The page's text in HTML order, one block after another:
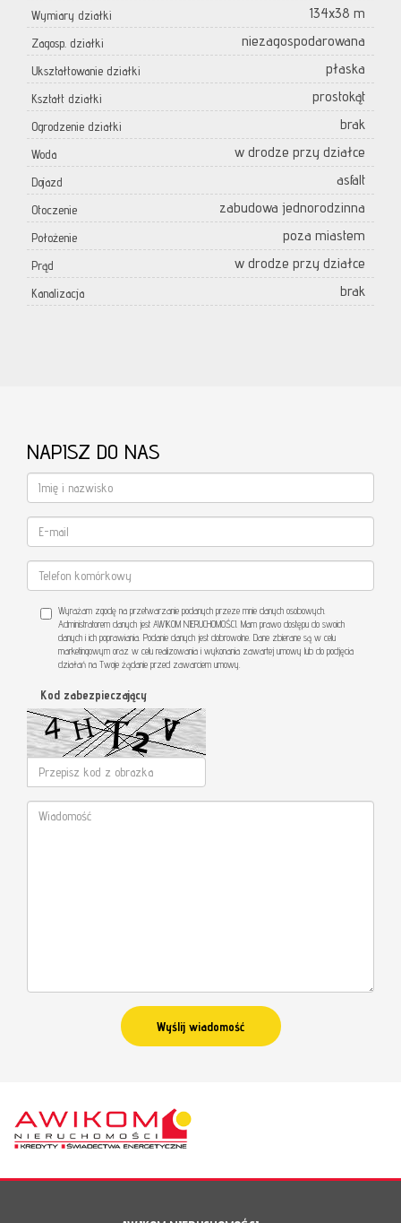
Wymiary działki
134x38 m
Zagosp. działki niezagospodarowana
Ukształtowanie działki płaska
Kształt działki prostokąt
Ogrodzenie działki brak
Woda w drodze przy działce
Dojazd asfalt
Otoczenie zabudowa jednorodzinna
Położenie poza miastem
Prąd w drodze przy działce
Kanalizacja brak
NAPISZ DO NAS
Wyrażam zgodę na przetwarzanie podanych przeze mnie danych osobowych.
Administratorem danych jest AWIKOM NIERUCHOMOŚCI. Mam prawo dostępu do swoich
danych i ich poprawiania. Podanie danych jest dobrowolne. Dane zbierane są w celu
marketingowym oraz w celu realizowania i wykonania zawartej umowy lub do podjęcia
działań na Twoje żądanie przed zawarciem umowy.
Kod zabezpieczający